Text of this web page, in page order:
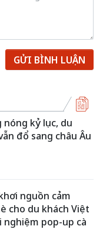
GỬI BÌNH LUẬN
nóng kỷ lục, du
đổ sang châu Âu
nguồn cảm
cho du khách Việt
pop-up cà